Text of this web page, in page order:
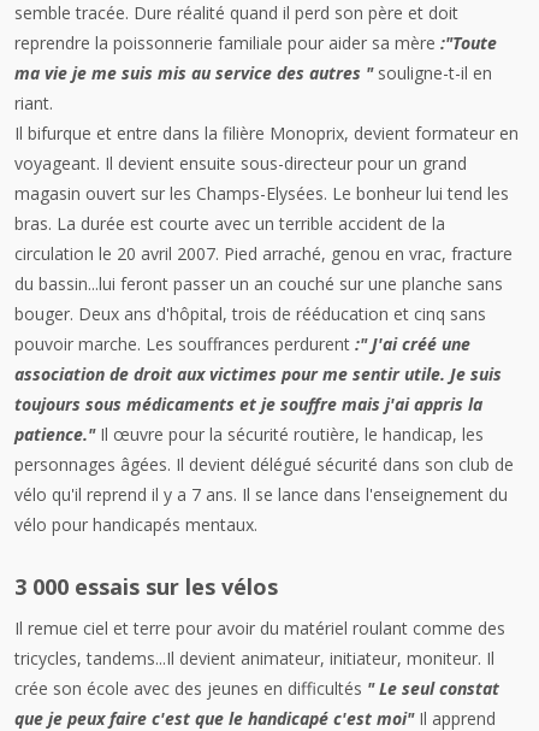
semble tracée. Dure réalité quand il perd son père et doit
reprendre la poissonnerie familiale pour aider sa mère :"Toute
ma vie je me suis mis au service des autres "souligne-t-il en
riant.
Il bifurque et entre dans la filière Monoprix, devient formateur en
voyageant. Il devient ensuite sous-directeur pour un grand
magasin ouvert sur les Champs-Elysées. Le bonheur lui tend les
bras. La durée est courte avec un terrible accident de la
circulation le 20 avril 2007. Pied arraché, genou en vrac, fracture
du bassin...lui feront passer un an couché sur une planche sans
bouger. Deux ans d'hôpital, trois de rééducation et cinq sans
pouvoir marche. Les souffrances perdurent :" J'ai créé une
association de droit aux victimes pour me sentir utile. Je suis
toujours sous médicaments et je souffre mais j'ai appris la
patience."Il œuvre pour la sécurité routière, le handicap, les
personnages âgées. Il devient délégué sécurité dans son club de
vélo qu'il reprend il y a 7 ans. Il se lance dans l'enseignement du
vélo pour handicapés mentaux.
3 000 essais sur les vélos
Il remue ciel et terre pour avoir du matériel roulant comme des
tricycles, tandems...Il devient animateur, initiateur, moniteur. Il
crée son école avec des jeunes en difficultés " Le seul constat
que je peux faire c'est que le handicapé c'est moi"Il apprend